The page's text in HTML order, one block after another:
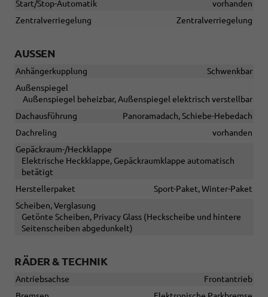
Start/Stop-Automatik
vorhanden
Zentralverriegelung
Zentralverriegelung
AUSSEN
Anhängerkupplung
Schwenkbar
Außenspiegel
Außenspiegel beheizbar, Außenspiegel elektrisch verstellbar
Dachausführung
Panoramadach, Schiebe-Hebedach
Dachreling
vorhanden
Gepäckraum-/Heckklappe
Elektrische Heckklappe, Gepäckraumklappe automatisch
betätigt
Herstellerpaket
Sport-Paket, Winter-Paket
Scheiben, Verglasung
Getönte Scheiben, Privacy Glass (Heckscheibe und hintere
Seitenscheiben abgedunkelt)
RÄDER & TECHNIK
Antriebsachse
Frontantrieb